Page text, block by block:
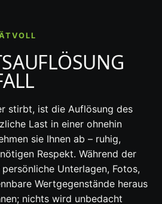
stirbt, ist die Auflösung des
Last in einer ohnehin
sie Ihnen ab – ruhig,
Respekt. Während der
Unterlagen, Fotos,
Wertgegenstände heraus
nichts wird unbedacht